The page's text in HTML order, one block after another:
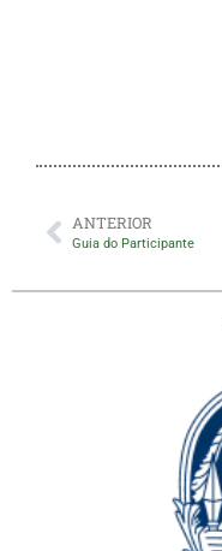
ANTERIOR
Guia do Participante